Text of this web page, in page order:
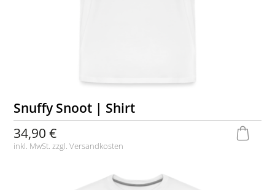
Snuffy Snoot | Shirt
34,90 €
inkl. MwSt. zzgl.Versandkosten